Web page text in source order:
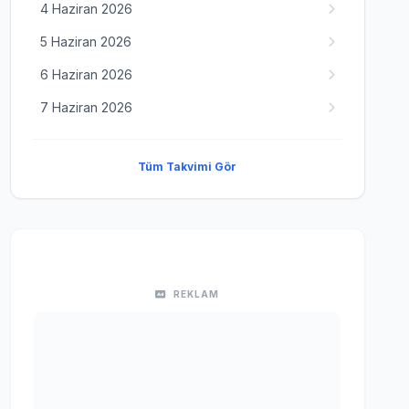
4 Haziran 2026
5 Haziran 2026
6 Haziran 2026
7 Haziran 2026
Tüm Takvimi Gör
REKLAM